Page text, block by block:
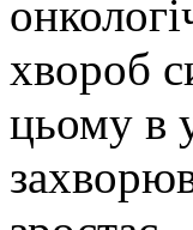
хвороб
цьому в